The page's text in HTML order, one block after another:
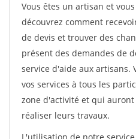
Vous êtes un artisan et
découvrez comment
de devis et trouver des
présent des demandes de
service d'aide aux artisans.
vos services à tous les
zone d'activité et qui
réaliser leurs travaux.